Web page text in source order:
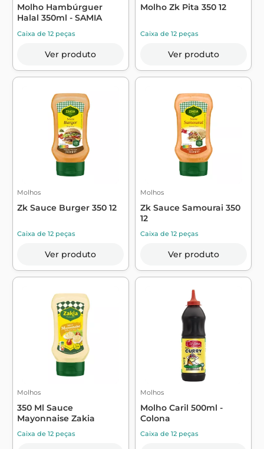
Molho Hambúrguer
Halal 350ml - SAMIA
Caixa de 12 peças
Ver produto
Molho Zk Pita 350 12
Caixa de 12 peças
Ver produto
Molhos
Zk Sauce Burger 350 12
Caixa de 12 peças
Ver produto
Molhos
Zk Sauce Samourai 350
12
Caixa de 12 peças
Ver produto
Molhos
350 Ml Sauce
Mayonnaise Zakia
Caixa de 12 peças
Molhos
Molho Caril 500ml -
Colona
Caixa de 12 peças